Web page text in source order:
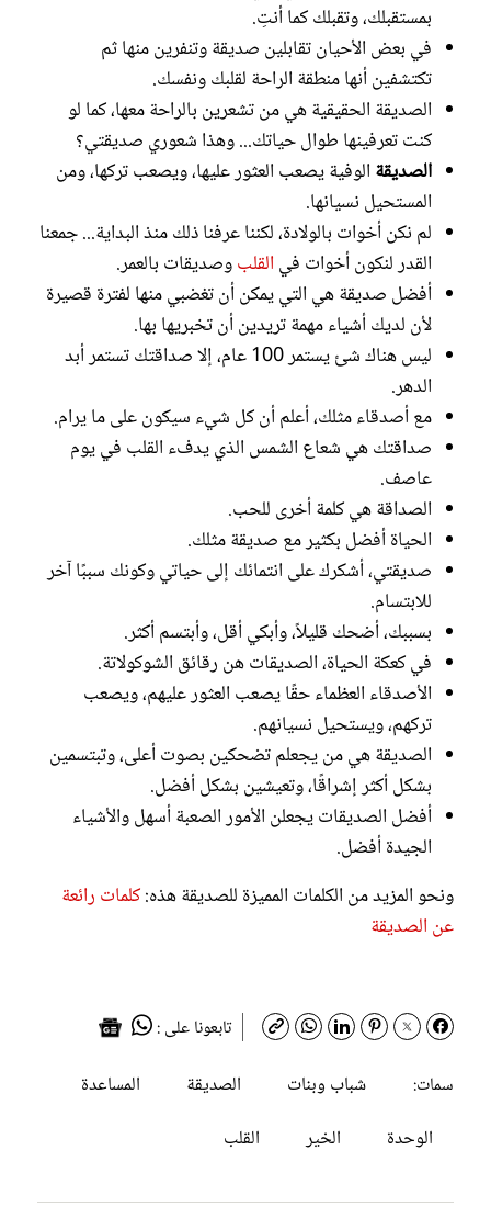
بمستقبلك، وتقبلك كما أنتِ.
في بعض الأحيان تقابلين صديقة وتنفرين منها ثم
تكتشفين أنها منطقة الراحة لقلبك ونفسك.
الصديقة الحقيقية هي من تشعرين بالراحة معها، كما لو
كنت تعرفينها طوال حياتك... وهذا شعوري صديقتي؟
الصديقة الوفية يصعب العثور عليها، ويصعب تركها، ومن
المستحيل نسيانها.
لم نكن أخوات بالولادة، لكننا عرفنا ذلك منذ البداية... جمعنا
القدر لنكون أخوات في القلبوصديقات بالعمر.
أفضل صديقة هي التي يمكن أن تغضبي منها لفترة قصيرة
لأن لديك أشياء مهمة تريدين أن تخبريها بها.
ليس هناك شئ يستمر 100 عام، إلا صداقتك تستمر أبد
الدهر.
مع أصدقاء مثلك، أعلم أن كل شيء سيكون على ما يرام.
صداقتك هي شعاع الشمس الذي يدفء القلب في يوم
عاصف.
الصداقة هي كلمة أخرى للحب.
الحياة أفضل بكثير مع صديقة مثلك.
صديقتي، أشكرك على انتمائك إلى حياتي وكونك سببًا آخر
للابتسام.
بسببك، أضحك قليلاً، وأبكي أقل، وأبتسم أكثر.
في كعكة الحياة، الصديقات هن رقائق الشوكولاتة.
الأصدقاء العظماء حقًا يصعب العثور عليهم، ويصعب
تركهم، ويستحيل نسيانهم.
الصديقة هي من يجعلم تضحكين بصوت أعلى، وتبتسمين
بشكل أكثر إشراقًا، وتعيشين بشكل أفضل.
أفضل الصديقات يجعلن الأمور الصعبة أسهل والأشياء
الجيدة أفضل.
ونحو المزيد من الكلمات المميزة للصديقة هذه:كلمات رائعة
عن الصديقة
تابعونا على :
سمات:
شباب وبنات الصديقة
المساعدة
الوحدة
الخير القلب